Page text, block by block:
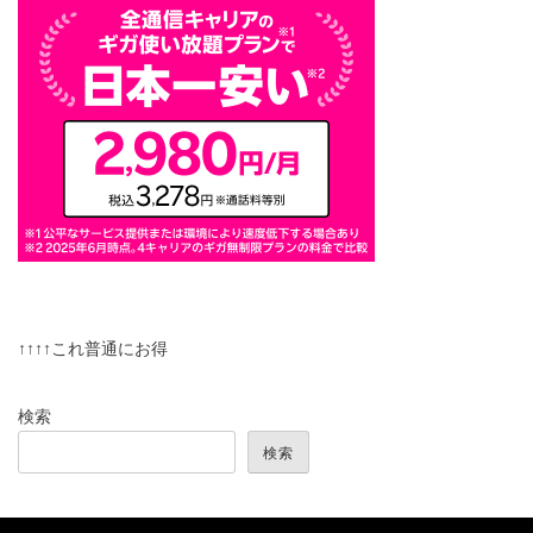
↑↑↑↑これ普通にお得
検索
検索